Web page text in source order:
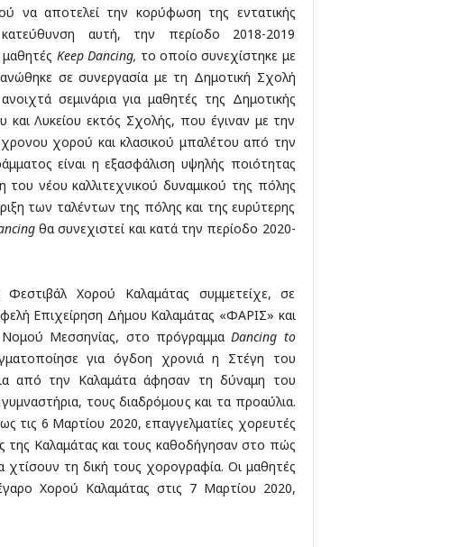
να αποτελεί την κορύφωση της εντατικής
αυτή, την περίοδο 2018-2019
Keep Dancing, το οποίο συνεχίστηκε με
σε συνεργασία με τη Δημοτική Σχολή
σεμινάρια για μαθητές της Δημοτικής
και Λυκείου εκτός Σχολής, που έγιναν με την
χορού και κλασικού μπαλέτου από την
είναι η εξασφάλιση υψηλής ποιότητας
νέου καλλιτεχνικού δυναμικού της πόλης
των ταλέντων της πόλης και της ευρύτερης
θα συνεχιστεί και κατά την περίοδο 2020-
Χορού Καλαμάτας συμμετείχε, σε
Επιχείρηση Δήμου Καλαμάτας «ΦΑΡΙΣ» και
Νομού Μεσσηνίας, στο πρόγραμμαDancing to
για όγδοη χρονιά η Στέγη του
από την Καλαμάτα άφησαν τη δύναμη του
τους διαδρόμους και τα προαύλια.
τις 6 Μαρτίου 2020, επαγγελματίες χορευτές
της Καλαμάτας και τους καθοδήγησαν στο πώς
τη δική τους χορογραφία. Οι μαθητές
Χορού Καλαμάτας στις 7 Μαρτίου 2020,